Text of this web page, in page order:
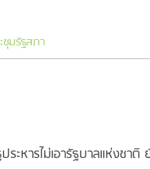
ชุมรัฐสภา
ะหารไม่เอารัฐบาลแห่งช